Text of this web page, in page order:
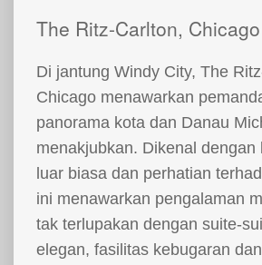
The Ritz-Carlton, Chicago
Di jantung Windy City, The
Chicago menawarkan
panorama kota dan Danau
menakjubkan. Dikenal dengan
luar biasa dan perhatian
ini menawarkan pengalaman
tak terlupakan dengan suite-
elegan, fasilitas kebugaran